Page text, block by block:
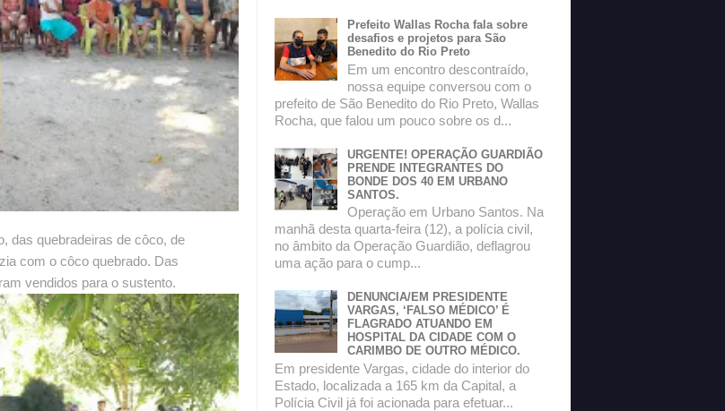
das quebradeiras de côco, de
com o côco quebrado. Das
vendidos para o sustento.
Prefeito Wallas Rocha fala sobre
desafios e projetos para São
Benedito do Rio Preto
Em um encontro descontraído,
nossa equipe conversou com o
prefeito de São Benedito do Rio Preto, Wallas
Rocha, que falou um pouco sobre os d...
URGENTE! OPERAÇÃO GUARDIÃO
PRENDE INTEGRANTES DO
BONDE DOS 40 EM URBANO
SANTOS.
Operação em Urbano Santos. Na
manhã desta quarta-feira (12), a polícia civil,
no âmbito da Operação Guardião, deflagrou
uma ação para o cump...
DENUNCIA/EM PRESIDENTE
VARGAS, ‘FALSO MÉDICO’ É
FLAGRADO ATUANDO EM
HOSPITAL DA CIDADE COM O
CARIMBO DE OUTRO MÉDICO.
Em presidente Vargas, cidade do interior do
Estado, localizada a 165 km da Capital, a
Polícia Civil já foi acionada para efetuar...